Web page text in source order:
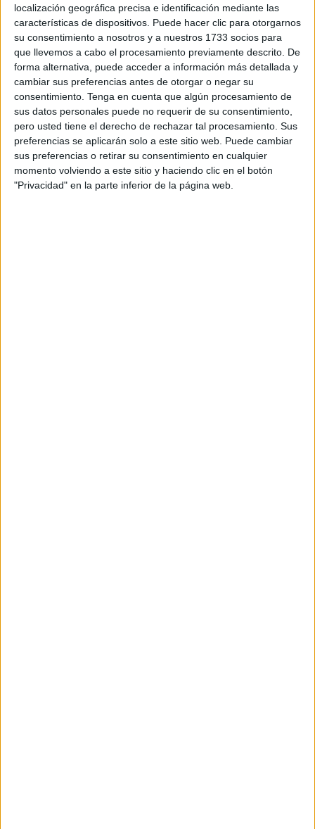
localización geográfica precisa e identificación mediante las
características de dispositivos. Puede hacer clic para otorgarnos
su consentimiento a nosotros y a nuestros 1733 socios para
que llevemos a cabo el procesamiento previamente descrito. De
forma alternativa, puede acceder a información más detallada y
cambiar sus preferencias antes de otorgar o negar su
consentimiento. Tenga en cuenta que algún procesamiento de
sus datos personales puede no requerir de su consentimiento,
pero usted tiene el derecho de rechazar tal procesamiento. Sus
preferencias se aplicarán solo a este sitio web. Puede cambiar
sus preferencias o retirar su consentimiento en cualquier
momento volviendo a este sitio y haciendo clic en el botón
"Privacidad" en la parte inferior de la página web.
de seguir generando ilusión, las nuevas generaciones que
se han ido animando… Es verdad que al principio ha sido
duro, pero luego, conforme se ha dado la temporada y los
resultados iban acompañando, hemos disfrutado
muchísimo.